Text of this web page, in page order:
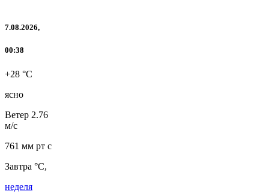
7.08.2026,
00:38
+28 °C
ясно
Ветер 2.76
м/с
761 мм рт с
Завтра °C,
неделя